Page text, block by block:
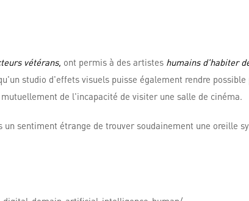
vétérans, ont permis à des artistes humains d'habiter
studio d'effets visuels puisse également rendre
de l'incapacité de visiter une salle de cinéma.
sentiment étrange de trouver soudainement une oreille